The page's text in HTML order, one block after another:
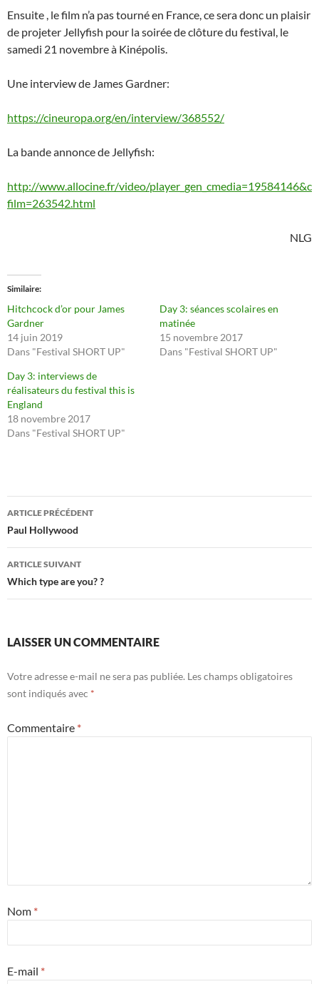
Ensuite , le film n’a pas tourné en France, ce sera donc un plaisir
de projeter Jellyfish pour la soirée de clôture du festival, le
samedi 21 novembre à Kinépolis.
Une interview de James Gardner:
https://cineuropa.org/en/interview/368552/
La bande annonce de Jellyfish:
http://www.allocine.fr/video/player_gen_cmedia=19584146&c
film=263542.html
NLG
Similaire
Hitchcock d’or pour James
Gardner
14 juin 2019
Dans "Festival SHORT UP"
Day 3: séances scolaires en
matinée
15 novembre 2017
Dans "Festival SHORT UP"
Day 3: interviews de
réalisateurs du festival this is
England
18 novembre 2017
Dans "Festival SHORT UP"
Navigation
des
articles
ARTICLE PRÉCÉDENT
Paul Hollywood
ARTICLE SUIVANT
Which type are you? ?
LAISSER UN COMMENTAIRE
Votre adresse e-mail ne sera pas publiée. Les champs obligatoires
sont indiqués avec *
Commentaire *
Nom *
E-mail *